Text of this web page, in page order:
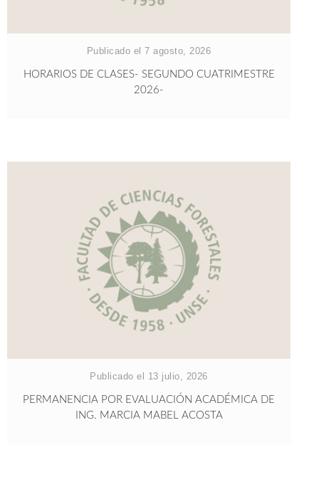
Publicado el 7 agosto, 2026
HORARIOS DE CLASES- SEGUNDO CUATRIMESTRE
2026-
Publicado el 13 julio, 2026
PERMANENCIA POR EVALUACIÓN ACADÉMICA DE
ING. MARCIA MABEL ACOSTA